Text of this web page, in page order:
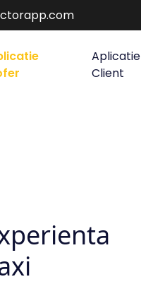
Aplicatie
Client